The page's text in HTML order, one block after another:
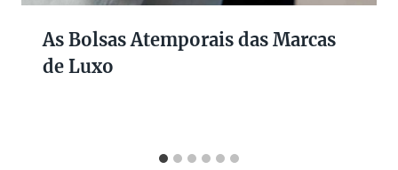
As Bolsas Atemporais das Marcas
de Luxo